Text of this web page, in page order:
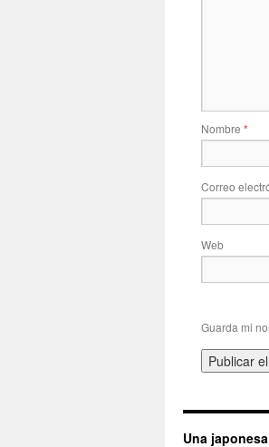
Nombre *
Correo
Web
Guarda mi
Una